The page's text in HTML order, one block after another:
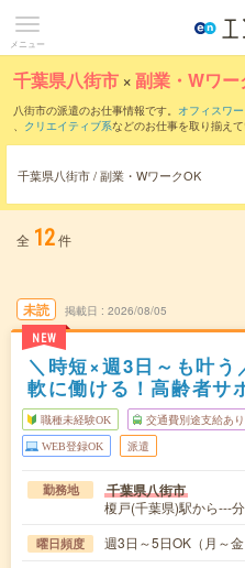
メニュー
千葉県八街市 ×副業・Wワー
八街市の派遣のお仕事情報です。 オフィスワ
、 クリエイティブ系などのお仕事を取り揃え
千葉県八街市 / 副業・WワークOK
全 12件
未読
NEW
掲載日 2026/08/05
＼時短×週3日～も叶
軟に働ける！高齢者サ
職種未経験OK 交通費別途支給あり
WEB登録OK 派遣
勤務地 千葉県八街市
榎戸(千葉県)駅から---
曜日頻度 週3日～5日OK（月～